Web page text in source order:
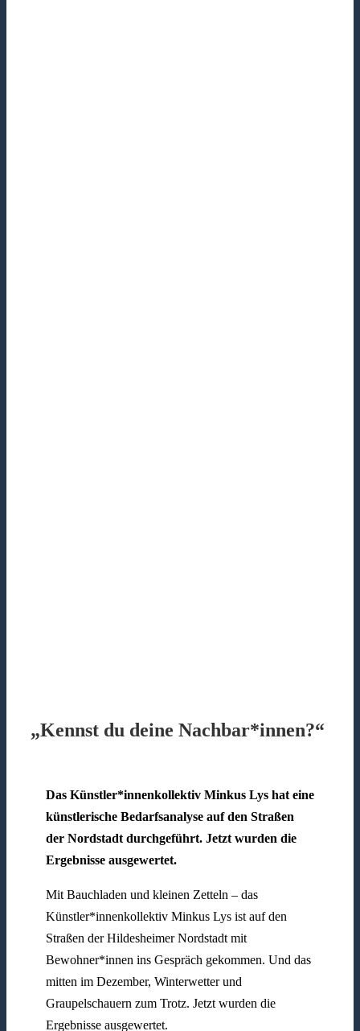
„Kennst du deine Nachbar*innen?“
Das Künstler*innenkollektiv Minkus Lys hat eine
künstlerische Bedarfsanalyse auf den Straßen
der Nordstadt durchgeführt. Jetzt wurden die
Ergebnisse ausgewertet.
Mit Bauchladen und kleinen Zetteln – das
Künstler*innenkollektiv Minkus Lys ist auf den
Straßen der Hildesheimer Nordstadt mit
Bewohner*innen ins Gespräch gekommen. Und das
mitten im Dezember, Winterwetter und
Graupelschauern zum Trotz. Jetzt wurden die
Ergebnisse ausgewertet.